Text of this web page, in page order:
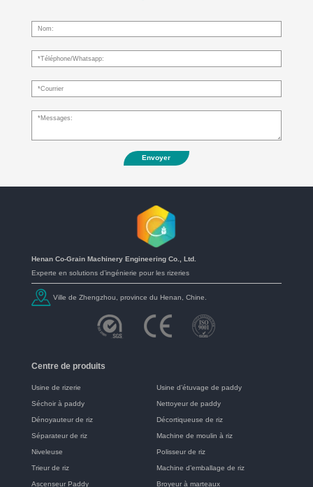
Envoyer
Henan Co-Grain Machinery Engineering Co., Ltd.
Experte en solutions d’ingénierie pour les rizeries
Ville de Zhengzhou, province du Henan, Chine.
Centre de produits
Usine de rizerie Usine d’étuvage de paddy
Séchoir à paddy Nettoyeur de paddy
Dénoyauteur de riz Décortiqueuse de riz
Séparateur de riz Machine de moulin à riz
Niveleuse Polisseur de riz
Trieur de riz Machine d’emballage de riz
Ascenseur Paddy Broyeur à marteaux